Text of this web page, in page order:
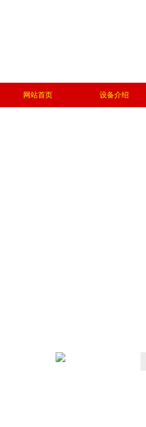
网站首页 设备介绍